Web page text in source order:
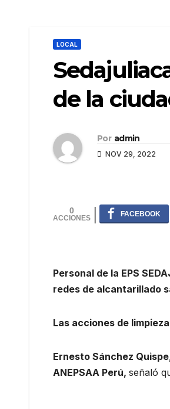
LOCAL
de la
Por admin
NOV 29, 2022
0
Personal de la EPS
redes de alcantarillado
Las acciones de
Ernesto Sánchez
ANEPSAA Perú, señaló